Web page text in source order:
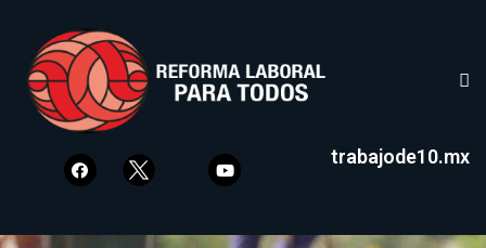
trabajode10.mx